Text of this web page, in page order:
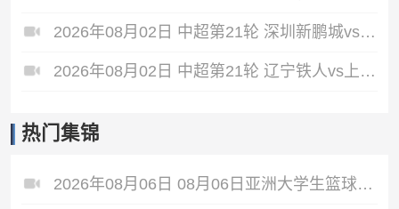
2026年08月02日 中超第21轮 深圳新鹏城vs重庆铜梁龙 全场录像
2026年08月02日 中超第21轮 辽宁铁人vs上海申花 全场录像
热门集锦
2026年08月06日 08月06日亚洲大学生篮球联赛8强赛 清华大学 85 - 81 菲律宾大学 集锦